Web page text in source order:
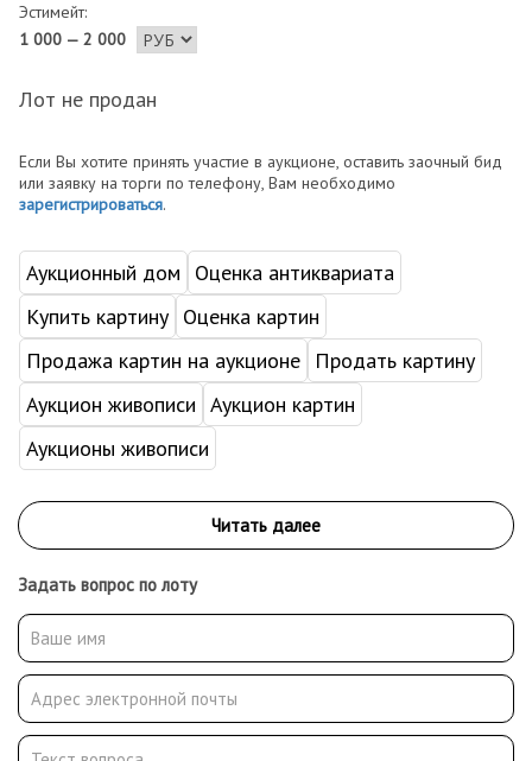
Эстимейт:
1 000 — 2 000
Лот не продан
Если Вы хотите принять участие в аукционе, оставить заочный бид
или заявку на торги по телефону, Вам необходимо
зарегистрироваться.
Аукционный дом
Оценка антиквариата
Купить картину Оценка картин
Продажа картин на аукционе
Продать картину
Аукцион живописи Аукцион картин
Аукционы живописи
Задать вопрос по лоту